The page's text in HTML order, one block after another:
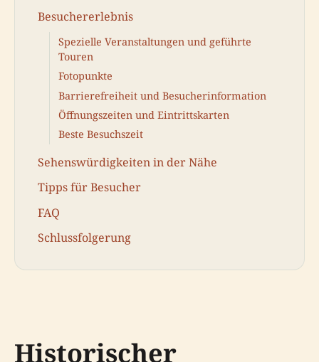
Besuchererlebnis
Spezielle Veranstaltungen und geführte
Touren
Fotopunkte
Barrierefreiheit und Besucherinformation
Öffnungszeiten und Eintrittskarten
Beste Besuchszeit
Sehenswürdigkeiten in der Nähe
Tipps für Besucher
FAQ
Schlussfolgerung
Historischer